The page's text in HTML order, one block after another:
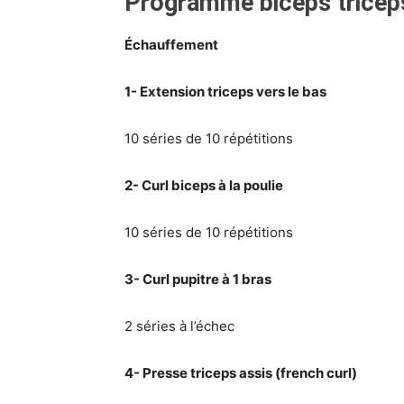
Échauffement
1- Extension triceps vers le bas
10 séries de 10 répétitions
2- Curl biceps à la poulie
10 séries de 10 répétitions
3- Curl pupitre à 1 bras
2 séries à l’échec
4- Presse triceps assis (french curl)